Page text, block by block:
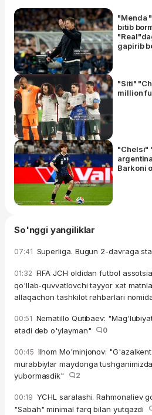
"Menda
bitib
gapirib
"Siti"
million
"Chelsi"
Barkoni
So'nggi yangiliklar
07:41 Superliga. Bugun 2-davraga
01:32 FIFA JCH oldidan futbol
qo'llab-quvvatlovchi tayyor xat
allaqachon tashkilot rahbarlari
00:51 Nematillo Qutibaev:
etadi deb o'ylayman"
0
00:45 Ilhom Mo'minjonov:
murabbiylar maydonga
yubormasdik"
2
00:19 YCHL saralashi. Rahmonaliev
"Sabah" minimal farq bilan yutqazdi